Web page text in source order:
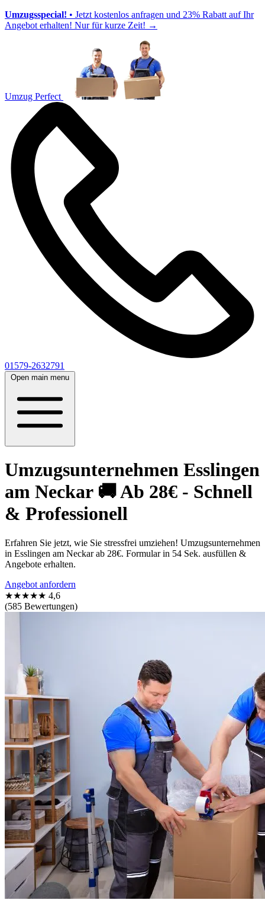
Umzugsspecial! • Jetzt kostenlos anfragen und 23% Rabatt auf Ihr
Angebot erhalten! Nur für kurze Zeit! →
Umzug Perfect
01579-2632791
Open main menu
Umzugsunternehmen Esslingen
am Neckar 🚚 Ab 28€ - Schnell
& Professionell
Erfahren Sie jetzt, wie Sie stressfrei umziehen! Umzugsunternehmen
in Esslingen am Neckar ab 28€. Formular in 54 Sek. ausfüllen &
Angebote erhalten.
Angebot anfordern
★★★★★ 4,6
(585 Bewertungen)